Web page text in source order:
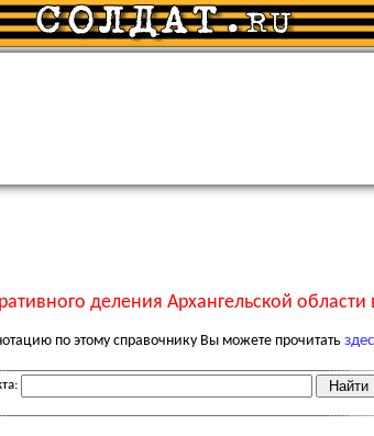
деления Архангельской области
по этому справочнику Вы можете прочитать